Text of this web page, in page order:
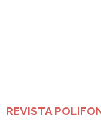
REVISTA